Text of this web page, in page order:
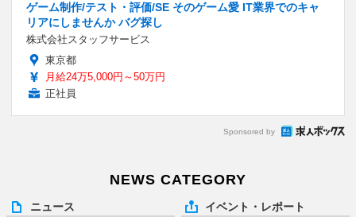
ゲーム制作/テスト・評価/SE そのゲーム愛 IT業界でのキャ
リアにしませんか バグ探し
株式会社スタッフサービス
東京都
月給24万5,000円～50万円
正社員
Sponsored by
NEWS CATEGORY
ニュース イベント・レポート